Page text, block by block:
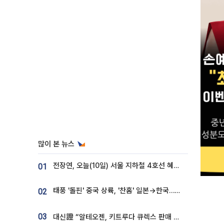
많이 본 뉴스
01 전장연, 오늘(10일) 서울 지하철 4호선 혜화역 시위…1호선 용산역 무정차
02 태풍 '돌핀' 중국 상륙, '찬홈' 일본→한국…각국 기상청 예상 경로는?
03 대신證 “알테오젠, 키트루다 큐렉스 판매 3배 급증…목표가 41만원 상향”